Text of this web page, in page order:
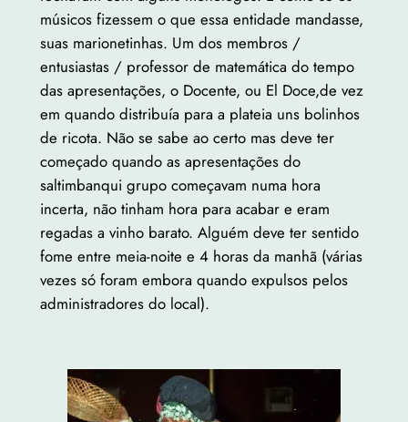
músicos fizessem o que essa entidade mandasse,
suas marionetinhas. Um dos membros /
entusiastas / professor de matemática do tempo
das apresentações, o Docente, ou El Doce,de vez
em quando distribuía para a plateia uns bolinhos
de ricota. Não se sabe ao certo mas deve ter
começado quando as apresentações do
saltimbanqui grupo começavam numa hora
incerta, não tinham hora para acabar e eram
regadas a vinho barato. Alguém deve ter sentido
fome entre meia-noite e 4 horas da manhã (várias
vezes só foram embora quando expulsos pelos
administradores do local).